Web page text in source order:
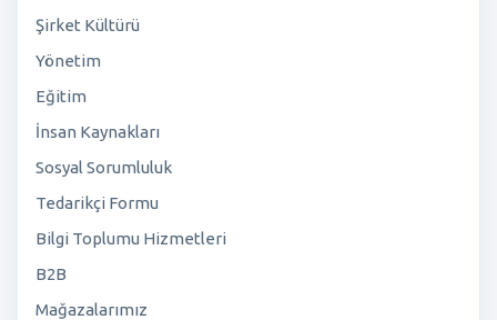
Şirket Kültürü
Yönetim
Eğitim
İnsan Kaynakları
Sosyal Sorumluluk
Tedarikçi Formu
Bilgi Toplumu Hizmetleri
B2B
Mağazalarımız